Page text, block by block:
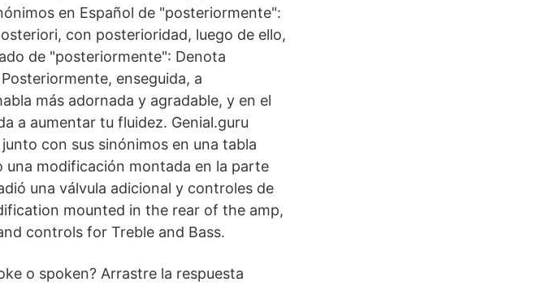
en Español de "posteriormente":
con posterioridad, luego de ello,
de "posteriormente": Denota
enseguida, a
más adornada y agradable, y en el
a aumentar tu fluidez. Genial.guru
con sus sinónimos en una tabla
una modificación montada en la parte
una válvula adicional y controles de
mounted in the rear of the amp,
controls for Treble and Bass.
o spoken? Arrastre la respuesta